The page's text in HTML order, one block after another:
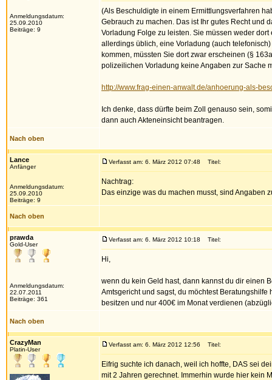
Anmeldungsdatum:
25.09.2010
Beiträge: 9
(Als Beschuldigte in einem Ermittlungsverfahren
Gebrauch zu machen. Das ist Ihr gutes Recht und
Vorladung Folge zu leisten. Sie müssen weder
allerdings üblich, eine Vorladung (auch
kommen, müssten Sie dort zwar erscheinen (§
polizeilichen Vorladung keine Angaben zur Sache
http://www.frag-einen-anwalt.de/anhoerung-als-
Ich denke, dass dürfte beim Zoll genauso sein,
dann auch Akteneinsicht beantragen.
Nach oben
Lance
Anfänger
Anmeldungsdatum:
25.09.2010
Beiträge: 9
Verfasst am: 6. März 2012 07:48 Titel:
Nachtrag:
Das einzige was du machen musst, sind Angaben
Nach oben
prawda
Gold-User
Anmeldungsdatum:
22.07.2011
Beiträge: 361
Verfasst am: 6. März 2012 10:18 Titel:
Hi,
wenn du kein Geld hast, dann kannst du dir einen
Amtsgericht und sagst, du möchtest
besitzen und nur 400€ im Monat verdienen
Nach oben
CrazyMan
Platin-User
Verfasst am: 6. März 2012 12:56 Titel:
Eifrig suchte ich danach, weil ich hoffte, DAS sei
mit 2 Jahren gerechnet. Immerhin wurde hier kein